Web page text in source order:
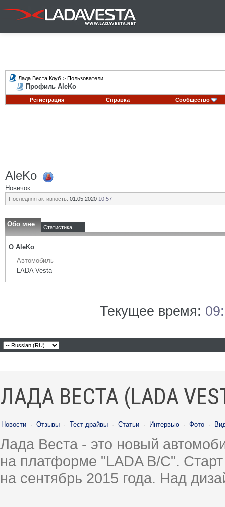
Лада Веста Клуб > Пользователи
Профиль AleKo
Регистрация Справка Сообщество
AleKo
Новичок
Последняя активность: 01.05.2020 10:57
Обо мне Статистика
О AleKo
Автомобиль
LADA Vesta
Текущее время:
ЛАДА ВЕСТА (LADA
Новости · Отзывы · Тест-драйвы · Статьи · Интервью · Фото ·
Лада Веста - это новый
на платформе "LADA B/C".
на сентябрь 2015 года. Над